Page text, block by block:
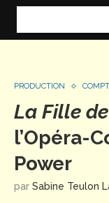
PRODUCTION
La Fille
l’Opéra-
Power
par Sabine Teulon